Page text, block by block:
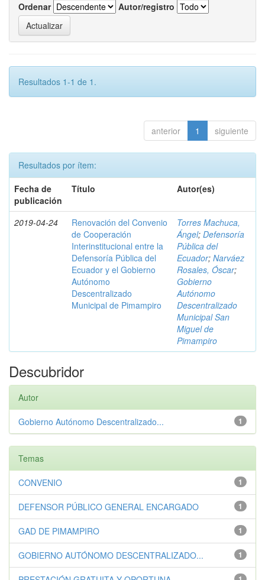
Ordenar
Autor/registro
Resultados 1-1 de 1.
anterior 1 siguiente
Resultados por ítem:
Fecha de
publicación
Título Autor(es)
2019-04-24
Renovación del Convenio
de Cooperación
Interinstitucional entre la
Defensoría Pública del
Ecuador y el Gobierno
Autónomo
Descentralizado
Municipal de Pimampiro
Torres Machuca,
Ángel; Defensoría
Pública del
Ecuador; Narváez
Rosales, Óscar;
Gobierno
Autónomo
Descentralizado
Municipal San
Miguel de
Pimampiro
Descubridor
Autor
1
Gobierno Autónomo Descentralizado...
Temas
1
CONVENIO
1
DEFENSOR PÚBLICO GENERAL ENCARGADO
1
GAD DE PIMAMPIRO
1
GOBIERNO AUTÓNOMO DESCENTRALIZADO...